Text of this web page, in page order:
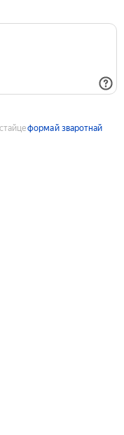
формай зваротнай